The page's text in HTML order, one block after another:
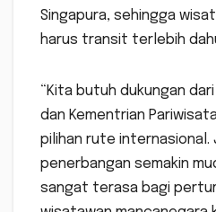
Singapura, sehingga
harus transit terlebih
“Kita butuh dukungan
dan Kementrian
pilihan rute internasional.
penerbangan semakin
sangat terasa bagi